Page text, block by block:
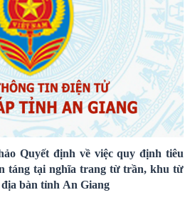
Quyết định về việc quy định tiêu
táng tại nghĩa trang từ trần, khu từ
bàn tỉnh An Giang